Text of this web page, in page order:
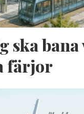
ska
färjor